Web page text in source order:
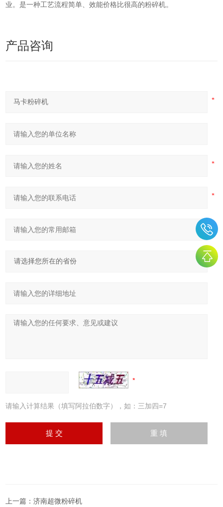
业。是一种工艺流程简单、效能价格比很高的粉碎机。
产品咨询
请输入计算结果（填写阿拉伯数字），如：三加四=7
上一篇：济南超微粉碎机